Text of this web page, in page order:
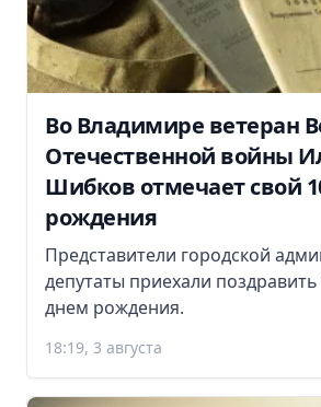
Во Владимире ветеран
Отечественной войны
Шибков отмечает свой
рождения
Представители городской
депутаты приехали поздравить
днем рождения.
18:19, 3 августа